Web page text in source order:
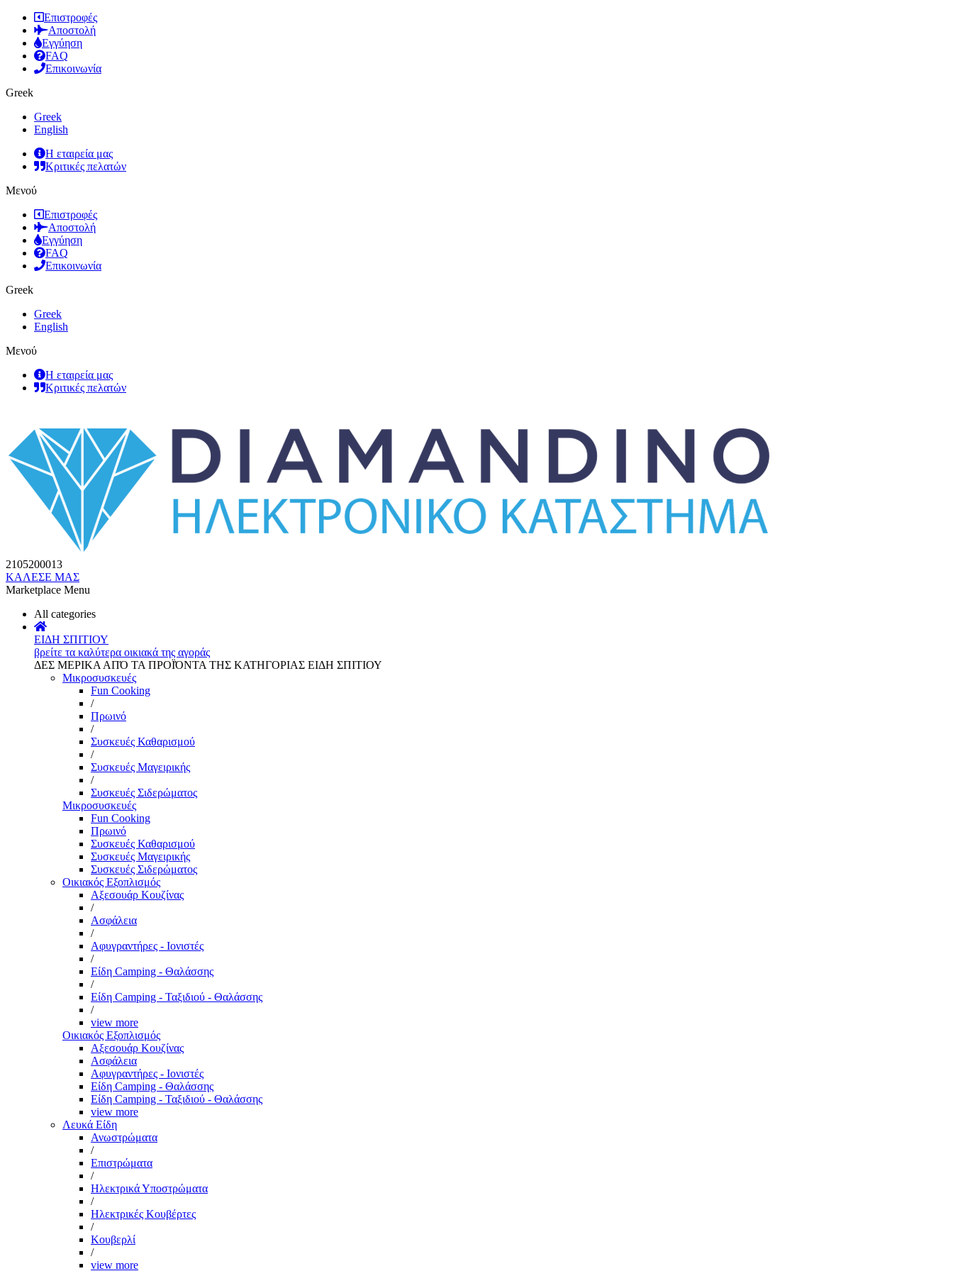
Επιστροφές
Αποστολή
Εγγύηση
FAQ
Επικοινωνία
Greek
Greek
English
Η εταιρεία μας
Κριτικές πελατών
Μενού
Επιστροφές
Αποστολή
Εγγύηση
FAQ
Επικοινωνία
Greek
Greek
English
Μενού
Η εταιρεία μας
Κριτικές πελατών
2105200013
ΚΑΛΕΣΕ ΜΑΣ
Marketplace Menu
All categories
ΕΙΔΗ ΣΠΙΤΙΟΥ
βρείτε τα καλύτερα οικιακά της αγοράς
ΔΕΣ ΜΕΡΙΚΑ ΑΠΌ ΤΑ ΠΡΟΪΌΝΤΑ ΤΗΣ ΚΑΤΗΓΟΡΙΑΣ ΕΙΔΗ ΣΠΙΤΙΟΥ
Μικροσυσκευές
Fun Cooking
/
Πρωινό
/
Συσκευές Καθαρισμού
/
Συσκευές Μαγειρικής
/
Συσκευές Σιδερώματος
Μικροσυσκευές
Fun Cooking
Πρωινό
Συσκευές Καθαρισμού
Συσκευές Μαγειρικής
Συσκευές Σιδερώματος
Οικιακός Εξοπλισμός
Αξεσουάρ Κουζίνας
/
Ασφάλεια
/
Αφυγραντήρες - Ιονιστές
/
Είδη Camping - Θαλάσσης
/
Είδη Camping - Ταξιδιού - Θαλάσσης
/
view more
Οικιακός Εξοπλισμός
Αξεσουάρ Κουζίνας
Ασφάλεια
Αφυγραντήρες - Ιονιστές
Είδη Camping - Θαλάσσης
Είδη Camping - Ταξιδιού - Θαλάσσης
view more
Λευκά Είδη
Ανωστρώματα
/
Επιστρώματα
/
Ηλεκτρικά Υποστρώματα
/
Ηλεκτρικές Κουβέρτες
/
Κουβερλί
/
view more